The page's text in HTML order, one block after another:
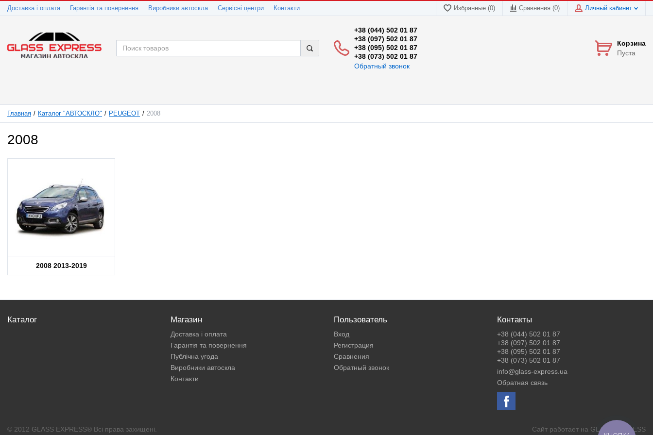
Доставка і оплата Гарантія та повернення Виробники автоскла Сервісні центри Контакти Избранные (0) Сравнения (0) Личный кабинет
+38 (044) 502 01 87
+38 (097) 502 01 87
+38 (095) 502 01 87
+38 (073) 502 01 87
Обратный звонок
Корзина
Пуста
Главная Каталог "АВТОСКЛО" PEUGEOT 2008
2008
2008 2013-2019
Каталог Магазин
Доставка і оплата
Гарантія та повернення
Публічна угода
Виробники автоскла
Контакти
Пользователь
Вход
Регистрация
Сравнения
Обратный звонок
Контакты
+38 (044) 502 01 87
+38 (097) 502 01 87
+38 (095) 502 01 87
+38 (073) 502 01 87
info@glass-express.ua
Обратная связь
© 2012 GLASS EXPRESS® Всі права захищені. Сайт работает на GLASS EXPRESS